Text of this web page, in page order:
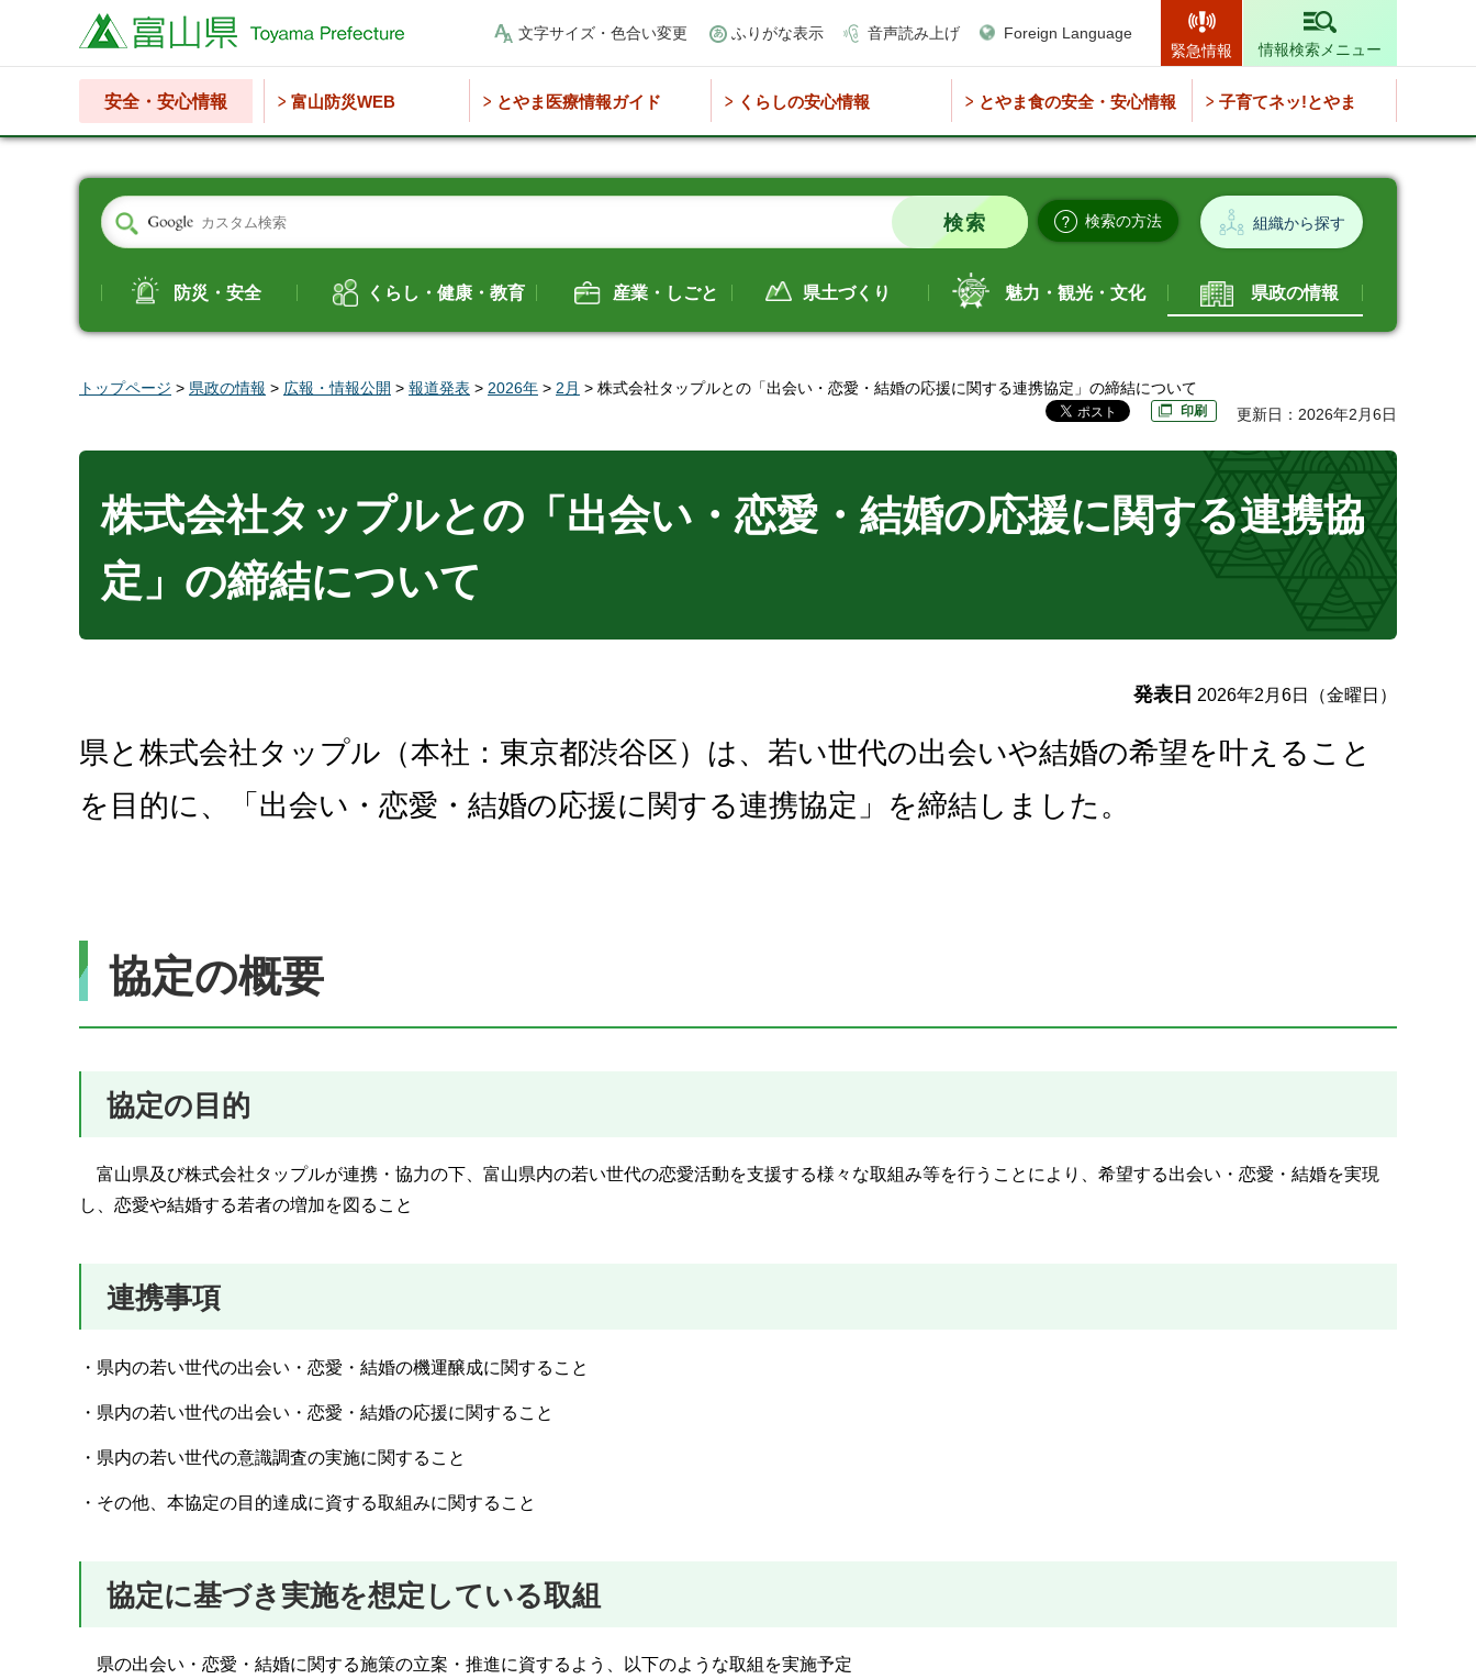
富山県 文字サイズ・色合い変更 ふりがな表示 音声読み上げ
Foreign Language
緊急情報
情報検索メニュー
安全・安心情報 富山防災WEB とやま医療情報ガイド くらしの安心情報 とやま食の安全・安心情報 子育てネッ!とやま
検索の方法 組織から探す
防災・安全 くらし・健康・教育 産業・しごと 県土づくり 魅力・観光・文化 県政の情報
トップページ > 県政の情報 > 広報・情報公開 > 報道発表 > 2026年 > 2月 > 株式会社タップルとの「出会い・恋愛・結婚の応援に関する連携協定」の締結について
印刷 更新日：2026年2月6日
株式会社タップルとの「出会い・恋愛・結婚の応援に関する連携協
定」の締結について
発表日 2026年2月6日（金曜日）
県と株式会社タップル（本社：東京都渋谷区）は、若い世代の出会いや結婚の希望を叶えること
を目的に、「出会い・恋愛・結婚の応援に関する連携協定」を締結しました。
協定の概要
協定の目的
富山県及び株式会社タップルが連携・協力の下、富山県内の若い世代の恋愛活動を支援する様々な取組み等を行うことにより、希望する出会い・恋愛・結婚を実現
し、恋愛や結婚する若者の増加を図ること
連携事項
・県内の若い世代の出会い・恋愛・結婚の機運醸成に関すること
・県内の若い世代の出会い・恋愛・結婚の応援に関すること
・県内の若い世代の意識調査の実施に関すること
・その他、本協定の目的達成に資する取組みに関すること
協定に基づき実施を想定している取組
県の出会い・恋愛・結婚に関する施策の立案・推進に資するよう、以下のような取組を実施予定